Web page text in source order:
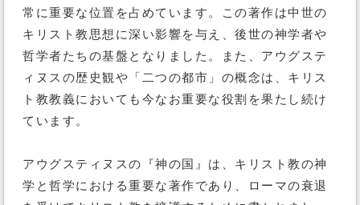
常に重要な位置を占めています。この著作は中世の
キリスト教思想に深い影響を与え、後世の神学者や
哲学者たちの基盤となりました。また、アウグステ
ィヌスの歴史観や「二つの都市」の概念は、キリス
ト教教義においても今なお重要な役割を果たし続け
ています。
アウグスティヌスの『神の国』は、キリスト教の神
学と哲学における重要な著作であり、ローマの衰退